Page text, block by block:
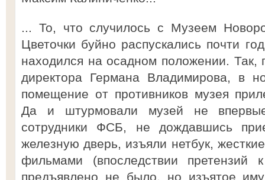
... То, что случилось с Музеем
Цветочки буйно распускались почти
находился на осадном положении. Так,
директора Германа Владимирова, в
помещение от противников музея
Да и штурмовали музей не
сотрудники ФСБ, не дождавшись
железную дверь, изъяли нетбук,
фильмами (впоследствии претензий
предъявлено не было, но изъятое